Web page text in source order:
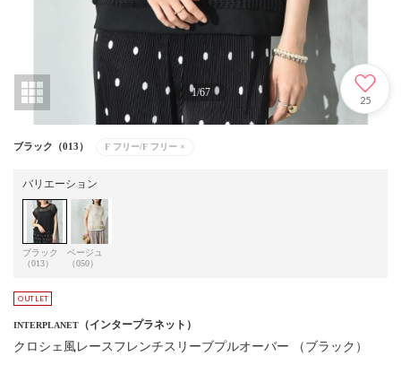
1/67
25
ブラック（013） F フリー/F フリー ×
バリエーション
ブラック
（013）
ベージュ
（050）
INTERPLANET （インタープラネット）
クロシェ風レースフレンチスリーブプルオーバー （ブラック）